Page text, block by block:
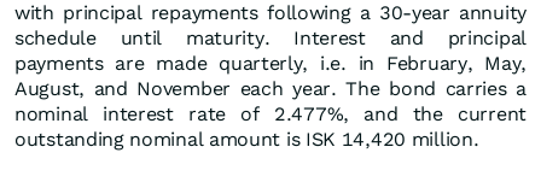
with principal repayments following a 30-year annuity
schedule until maturity. Interest and principal
payments are made quarterly, i.e. in February, May,
August, and November each year. The bond carries a
nominal interest rate of 2.477%, and the current
outstanding nominal amount is ISK 14,420 million.